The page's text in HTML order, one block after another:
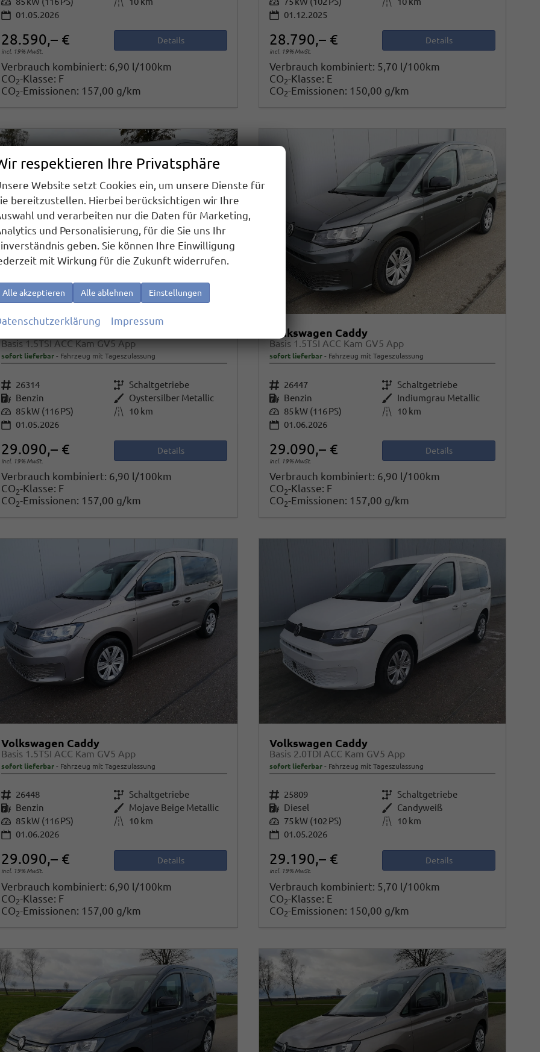
01.05.2026
28.590,– €
incl. 19% MwSt.
Details
Verbrauch kombiniert: 6,90 l/100km
CO2-Klasse: F
CO2-Emissionen: 157,00 g/km
01.12.2025
28.790,– €
incl. 19% MwSt.
Details
Verbrauch kombiniert: 5,70 l/100km
CO2-Klasse: E
CO2-Emissionen: 150,00 g/km
Basis 1.5TSI ACC Kam GV5 App
sofort lieferbar Fahrzeug mit Tageszulassung
Fahrzeugnr. 26314 Getriebe Schaltgetriebe
Kraftstoff Benzin Außenfarbe Oystersilber Metallic
Leistung 85 kW (116 PS) Kilometerstand
10 km
01.05.2026
29.090,– €
incl. 19% MwSt.
Details
Verbrauch kombiniert: 6,90 l/100km
CO2-Klasse: F
CO2-Emissionen: 157,00 g/km
Volkswagen Caddy
Basis 1.5TSI ACC Kam GV5 App
sofort lieferbar Fahrzeug mit Tageszulassung
Fahrzeugnr. 26447 Getriebe Schaltgetriebe
Kraftstoff Benzin Außenfarbe Indiumgrau Metallic
Leistung 85 kW (116 PS) Kilometerstand 10 km
01.06.2026
29.090,– €
incl. 19% MwSt.
Details
Verbrauch kombiniert: 6,90 l/100km
CO2-Klasse: F
CO2-Emissionen: 157,00 g/km
Volkswagen Caddy
Basis 1.5TSI ACC Kam GV5 App
sofort lieferbar Fahrzeug mit Tageszulassung
Fahrzeugnr. 26448 Getriebe Schaltgetriebe
Kraftstoff Benzin Außenfarbe Mojave Beige Metallic
Leistung 85 kW (116 PS) Kilometerstand
10 km
01.06.2026
29.090,– €
incl. 19% MwSt.
Details
Verbrauch kombiniert: 6,90 l/100km
CO2-Klasse: F
CO2-Emissionen: 157,00 g/km
Volkswagen Caddy
Basis 2.0TDI ACC Kam GV5 App
sofort lieferbar Fahrzeug mit Tageszulassung
Fahrzeugnr. 25809 Getriebe Schaltgetriebe
Kraftstoff Diesel Außenfarbe Candyweiß
Leistung 75 kW (102 PS) Kilometerstand 10 km
01.05.2026
29.190,– €
incl. 19% MwSt.
Details
Verbrauch kombiniert: 5,70 l/100km
CO2-Klasse: E
CO2-Emissionen: 150,00 g/km
respektieren Ihre Privatsphäre
Website setzt Cookies ein, um unsere Dienste für
bereitzustellen. Hierbei berücksichtigen wir Ihre
und verarbeiten nur die Daten für Marketing,
und Personalisierung, für die Sie uns Ihr
geben. Sie können Ihre Einwilligung
mit Wirkung für die Zukunft widerrufen.
Alle akzeptieren Alle ablehnen Einstellungen
Impressum